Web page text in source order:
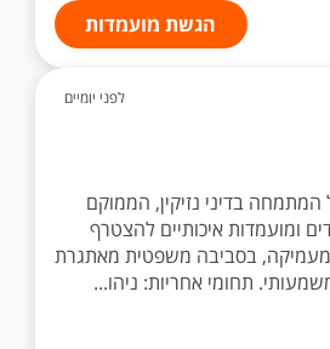
הגשת מועמדות
לפני יומיים
המתמחה בדיני נזיקין, הממוקם
ומועמדות איכותיים להצטרף
בסביבה משפטית מאתגרת
תחומי אחריות: ניהו...